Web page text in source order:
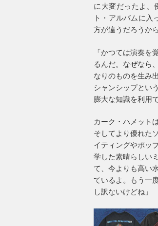
に大変だったよ。
ト・アルバムに入
方が違うだろうか
「かつては演奏
るんだ。なぜなら
なりのものを生み
シャンシップとい
膨大な知識を利用
カーク・ハメット
そしてより優れた
イティングやポッ
学した素晴らしい
て、今よりも高い
ているよ。もう一
し訳ないけどね」